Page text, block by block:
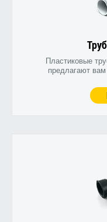
Пластиковые
предлагают